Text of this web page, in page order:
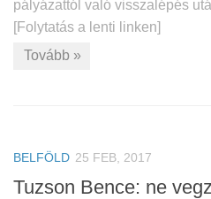
pályázattól való visszalépés
[Folytatás a lenti linken]
Tovább »
BELFÖLD 25 FEB, 2017
Tuzson Bence: ne